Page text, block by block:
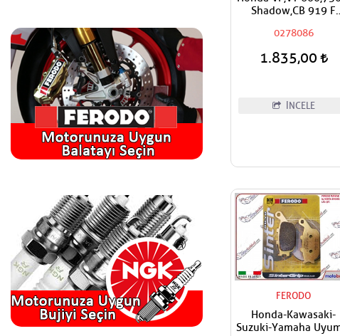
Shadow,CB 919 F
Müşürü
0278086
1.835,00
İNCELE
FERODO
Honda-Kawasaki-
Suzuki-Yamaha